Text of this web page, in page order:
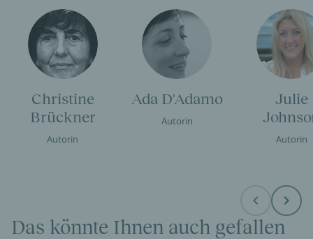
Christine
Brückner
Autorin
Ada D'Adamo
Autorin
Julie
Autorin
Before Next
Das könnte Ihnen auch gefallen